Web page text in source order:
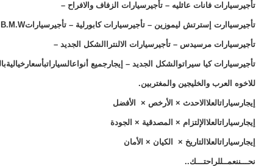
تأجيرسيارات فانات عائليه – تأجيرسيارات الزفاف والافراح –
تأجيرسياارت إسترتش ليموزين – تأجيرسيارات كابورلية – تأجيرسياراتB.M.W
تأجيرسيارات مرسيدس – تأجيرسيارات الالنتراالشكل الجديد –
تأجيرسيارات كيا سيراتوالشكل الجديد – إيجارجميع
للاخوه العرب والخليجين والمغتربين.
إيجارسياراتالعلا الاحدث × الأرخص × الأفضل
إيجارسياراتالعلا الإلتزام × المصدقية × الجودة
إيجارسياراتالعلا التاريخ × الكيان × الأمان
نحـــننعمــللراحتـــك..